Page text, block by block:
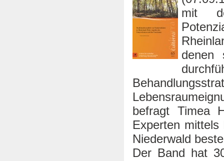
mit
denen
befragt Timea
Experten
Niederwald
Der Band hat